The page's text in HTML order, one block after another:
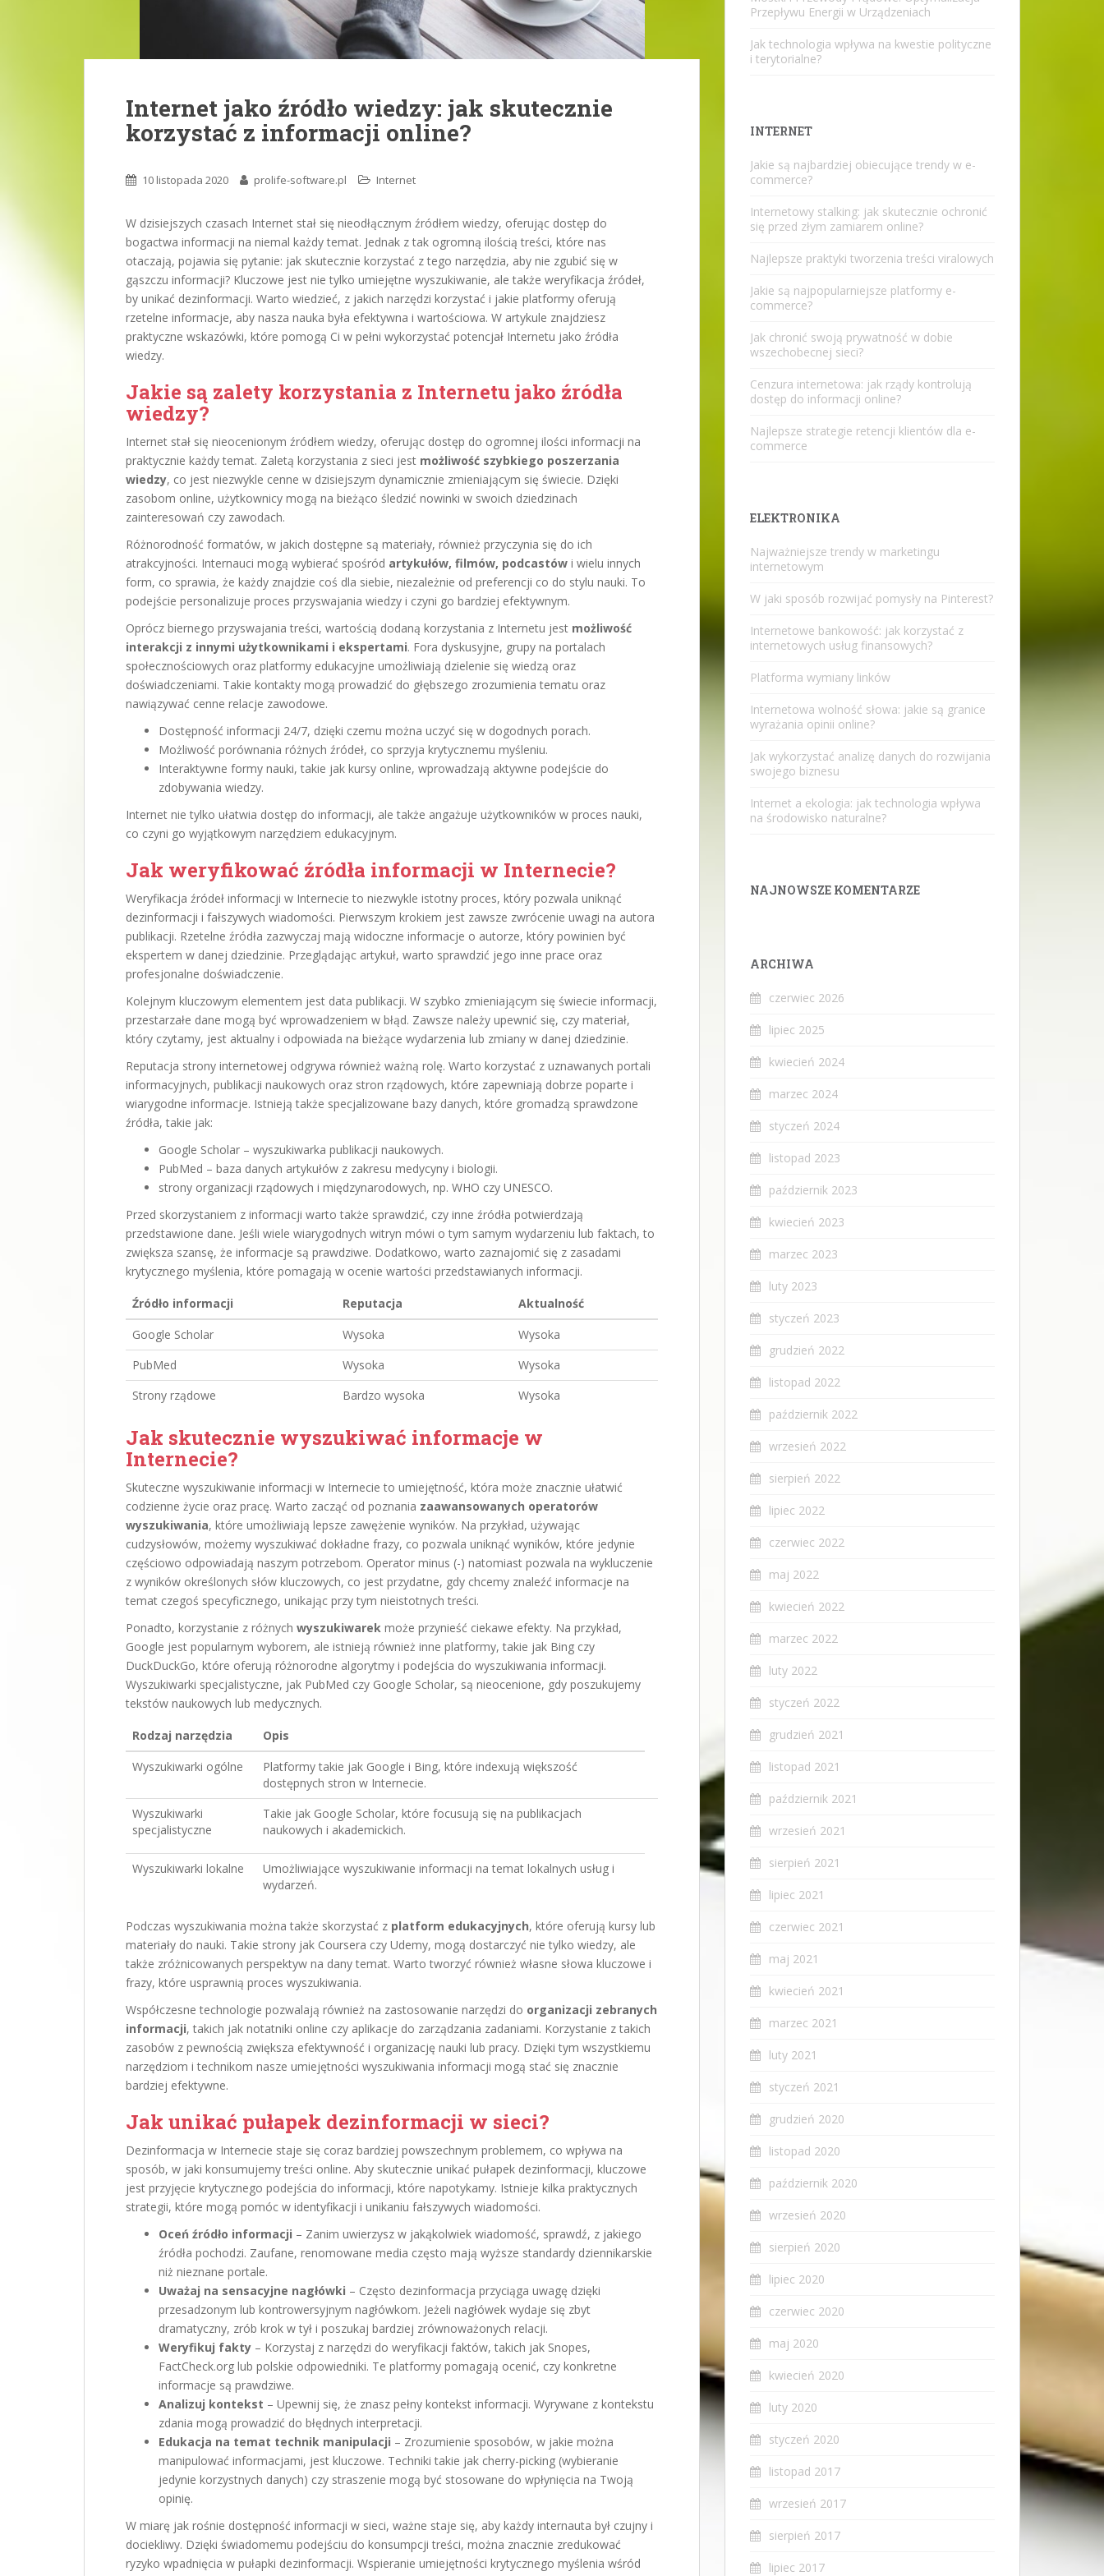
Internet jako źródło wiedzy: jak skutecznie
korzystać z informacji online?
10 listopada 2020 prolife-software.pl Internet
W dzisiejszych czasach Internet stał się nieodłącznym źródłem wiedzy, oferując dostęp do
bogactwa informacji na niemal każdy temat. Jednak z tak ogromną ilością treści, które nas
otaczają, pojawia się pytanie: jak skutecznie korzystać z tego narzędzia, aby nie zgubić się w
gąszczu informacji? Kluczowe jest nie tylko umiejętne wyszukiwanie, ale także weryfikacja źródeł,
by unikać dezinformacji. Warto wiedzieć, z jakich narzędzi korzystać i jakie platformy oferują
rzetelne informacje, aby nasza nauka była efektywna i wartościowa. W artykule znajdziesz
praktyczne wskazówki, które pomogą Ci w pełni wykorzystać potencjał Internetu jako źródła
wiedzy.
Jakie są zalety korzystania z Internetu jako źródła
wiedzy?
Internet stał się nieocenionym źródłem wiedzy, oferując dostęp do ogromnej ilości informacji na
praktycznie każdy temat. Zaletą korzystania z sieci jest możliwość szybkiego poszerzania
wiedzy, co jest niezwykle cenne w dzisiejszym dynamicznie zmieniającym się świecie. Dzięki
zasobom online, użytkownicy mogą na bieżąco śledzić nowinki w swoich dziedzinach
zainteresowań czy zawodach.
Różnorodność formatów, w jakich dostępne są materiały, również przyczynia się do ich
atrakcyjności. Internauci mogą wybierać spośród artykułów, filmów, podcastów i wielu innych
form, co sprawia, że każdy znajdzie coś dla siebie, niezależnie od preferencji co do stylu nauki. To
podejście personalizuje proces przyswajania wiedzy i czyni go bardziej efektywnym.
Oprócz biernego przyswajania treści, wartością dodaną korzystania z Internetu jest możliwość
interakcji z innymi użytkownikami i ekspertami. Fora dyskusyjne, grupy na portalach
społecznościowych oraz platformy edukacyjne umożliwiają dzielenie się wiedzą oraz
doświadczeniami. Takie kontakty mogą prowadzić do głębszego zrozumienia tematu oraz
nawiązywać cenne relacje zawodowe.
Dostępność informacji 24/7, dzięki czemu można uczyć się w dogodnych porach.
Możliwość porównania różnych źródeł, co sprzyja krytycznemu myśleniu.
Interaktywne formy nauki, takie jak kursy online, wprowadzają aktywne podejście do
zdobywania wiedzy.
Internet nie tylko ułatwia dostęp do informacji, ale także angażuje użytkowników w proces nauki,
co czyni go wyjątkowym narzędziem edukacyjnym.
Jak weryfikować źródła informacji w Internecie?
Weryfikacja źródeł informacji w Internecie to niezwykle istotny proces, który pozwala uniknąć
dezinformacji i fałszywych wiadomości. Pierwszym krokiem jest zawsze zwrócenie uwagi na autora
publikacji. Rzetelne źródła zazwyczaj mają widoczne informacje o autorze, który powinien być
ekspertem w danej dziedzinie. Przeglądając artykuł, warto sprawdzić jego inne prace oraz
profesjonalne doświadczenie.
Kolejnym kluczowym elementem jest data publikacji. W szybko zmieniającym się świecie informacji,
przestarzałe dane mogą być wprowadzeniem w błąd. Zawsze należy upewnić się, czy materiał,
który czytamy, jest aktualny i odpowiada na bieżące wydarzenia lub zmiany w danej dziedzinie.
Reputacja strony internetowej odgrywa również ważną rolę. Warto korzystać z uznawanych portali
informacyjnych, publikacji naukowych oraz stron rządowych, które zapewniają dobrze poparte i
wiarygodne informacje. Istnieją także specjalizowane bazy danych, które gromadzą sprawdzone
źródła, takie jak:
Google Scholar – wyszukiwarka publikacji naukowych.
PubMed – baza danych artykułów z zakresu medycyny i biologii.
strony organizacji rządowych i międzynarodowych, np. WHO czy UNESCO.
Przed skorzystaniem z informacji warto także sprawdzić, czy inne źródła potwierdzają
przedstawione dane. Jeśli wiele wiarygodnych witryn mówi o tym samym wydarzeniu lub faktach, to
zwiększa szansę, że informacje są prawdziwe. Dodatkowo, warto zaznajomić się z zasadami
krytycznego myślenia, które pomagają w ocenie wartości przedstawianych informacji.
Źródło informacji Reputacja
Aktualność
Google Scholar
Wysoka
Wysoka
PubMed
Wysoka
Wysoka
Strony rządowe
Bardzo wysoka Wysoka
Jak skutecznie wyszukiwać informacje w
Internecie?
Skuteczne wyszukiwanie informacji w Internecie to umiejętność, która może znacznie ułatwić
codzienne życie oraz pracę. Warto zacząć od poznania zaawansowanych operatorów
wyszukiwania, które umożliwiają lepsze zawężenie wyników. Na przykład, używając
cudzysłowów, możemy wyszukiwać dokładne frazy, co pozwala uniknąć wyników, które jedynie
częściowo odpowiadają naszym potrzebom. Operator minus (-) natomiast pozwala na wykluczenie
z wyników określonych słów kluczowych, co jest przydatne, gdy chcemy znaleźć informacje na
temat czegoś specyficznego, unikając przy tym nieistotnych treści.
Ponadto, korzystanie z różnych wyszukiwarek może przynieść ciekawe efekty. Na przykład,
Google jest popularnym wyborem, ale istnieją również inne platformy, takie jak Bing czy
DuckDuckGo, które oferują różnorodne algorytmy i podejścia do wyszukiwania informacji.
Wyszukiwarki specjalistyczne, jak PubMed czy Google Scholar, są nieocenione, gdy poszukujemy
tekstów naukowych lub medycznych.
Rodzaj narzędzia
Opis
Wyszukiwarki ogólne
Platformy takie jak Google i Bing, które indexują większość
dostępnych stron w Internecie.
Wyszukiwarki
specjalistyczne
Takie jak Google Scholar, które focusują się na publikacjach
naukowych i akademickich.
Wyszukiwarki lokalne
Umożliwiające wyszukiwanie informacji na temat lokalnych usług i
wydarzeń.
Podczas wyszukiwania można także skorzystać z platform edukacyjnych, które oferują kursy lub
materiały do nauki. Takie strony jak Coursera czy Udemy, mogą dostarczyć nie tylko wiedzy, ale
także zróżnicowanych perspektyw na dany temat. Warto tworzyć również własne słowa kluczowe i
frazy, które usprawnią proces wyszukiwania.
Współczesne technologie pozwalają również na zastosowanie narzędzi do organizacji zebranych
informacji, takich jak notatniki online czy aplikacje do zarządzania zadaniami. Korzystanie z takich
zasobów z pewnością zwiększa efektywność i organizację nauki lub pracy. Dzięki tym wszystkiemu
narzędziom i technikom nasze umiejętności wyszukiwania informacji mogą stać się znacznie
bardziej efektywne.
Jak unikać pułapek dezinformacji w sieci?
Dezinformacja w Internecie staje się coraz bardziej powszechnym problemem, co wpływa na
sposób, w jaki konsumujemy treści online. Aby skutecznie unikać pułapek dezinformacji, kluczowe
jest przyjęcie krytycznego podejścia do informacji, które napotykamy. Istnieje kilka praktycznych
strategii, które mogą pomóc w identyfikacji i unikaniu fałszywych wiadomości.
Oceń źródło informacji – Zanim uwierzysz w jakąkolwiek wiadomość, sprawdź, z jakiego
źródła pochodzi. Zaufane, renomowane media często mają wyższe standardy dziennikarskie
niż nieznane portale.
Uważaj na sensacyjne nagłówki – Często dezinformacja przyciąga uwagę dzięki
przesadzonym lub kontrowersyjnym nagłówkom. Jeżeli nagłówek wydaje się zbyt
dramatyczny, zrób krok w tył i poszukaj bardziej zrównoważonych relacji.
Weryfikuj fakty – Korzystaj z narzędzi do weryfikacji faktów, takich jak Snopes,
FactCheck.org lub polskie odpowiedniki. Te platformy pomagają ocenić, czy konkretne
informacje są prawdziwe.
Analizuj kontekst – Upewnij się, że znasz pełny kontekst informacji. Wyrywane z kontekstu
zdania mogą prowadzić do błędnych interpretacji.
Edukacja na temat technik manipulacji – Zrozumienie sposobów, w jakie można
manipulować informacjami, jest kluczowe. Techniki takie jak cherry-picking (wybieranie
jedynie korzystnych danych) czy straszenie mogą być stosowane do wpłynięcia na Twoją
opinię.
W miarę jak rośnie dostępność informacji w sieci, ważne staje się, aby każdy internauta był czujny i
dociekliwy. Dzięki świadomemu podejściu do konsumpcji treści, można znacznie zredukować
ryzyko wpadnięcia w pułapki dezinformacji. Wspieranie umiejętności krytycznego myślenia wśród
Przepływu Energii w Urządzeniach
Jak technologia wpływa na kwestie polityczne
i terytorialne?
INTERNET
Jakie są najbardziej obiecujące trendy w e-
commerce?
Internetowy stalking: jak skutecznie ochronić
się przed złym zamiarem online?
Najlepsze praktyki tworzenia treści viralowych
Jakie są najpopularniejsze platformy e-
commerce?
Jak chronić swoją prywatność w dobie
wszechobecnej sieci?
Cenzura internetowa: jak rządy kontrolują
dostęp do informacji online?
Najlepsze strategie retencji klientów dla e-
commerce
ELEKTRONIKA
Najważniejsze trendy w marketingu
internetowym
W jaki sposób rozwijać pomysły na Pinterest?
Internetowe bankowość: jak korzystać z
internetowych usług finansowych?
Platforma wymiany linków
Internetowa wolność słowa: jakie są granice
wyrażania opinii online?
Jak wykorzystać analizę danych do rozwijania
swojego biznesu
Internet a ekologia: jak technologia wpływa
na środowisko naturalne?
NAJNOWSZE KOMENTARZE
ARCHIWA
czerwiec 2026
lipiec 2025
kwiecień 2024
marzec 2024
styczeń 2024
listopad 2023
październik 2023
kwiecień 2023
marzec 2023
luty 2023
styczeń 2023
grudzień 2022
listopad 2022
październik 2022
wrzesień 2022
sierpień 2022
lipiec 2022
czerwiec 2022
maj 2022
kwiecień 2022
marzec 2022
luty 2022
styczeń 2022
grudzień 2021
listopad 2021
październik 2021
wrzesień 2021
sierpień 2021
lipiec 2021
czerwiec 2021
maj 2021
kwiecień 2021
marzec 2021
luty 2021
styczeń 2021
grudzień 2020
listopad 2020
październik 2020
wrzesień 2020
sierpień 2020
lipiec 2020
czerwiec 2020
maj 2020
kwiecień 2020
luty 2020
styczeń 2020
listopad 2017
wrzesień 2017
sierpień 2017
lipiec 2017